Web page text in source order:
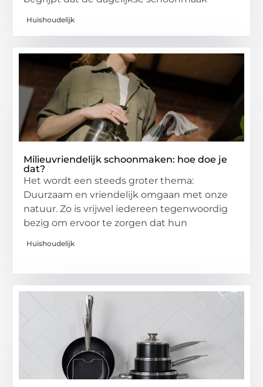
Huishoudelijk
Milieuvriendelijk schoonmaken: hoe doe je
dat?
Het wordt een steeds groter thema:
Duurzaam en vriendelijk omgaan met onze
natuur. Zo is vrijwel iedereen tegenwoordig
bezig om ervoor te zorgen dat hun
Huishoudelijk